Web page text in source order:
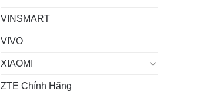
VINSMART
VIVO
XIAOMI
ZTE Chính Hãng